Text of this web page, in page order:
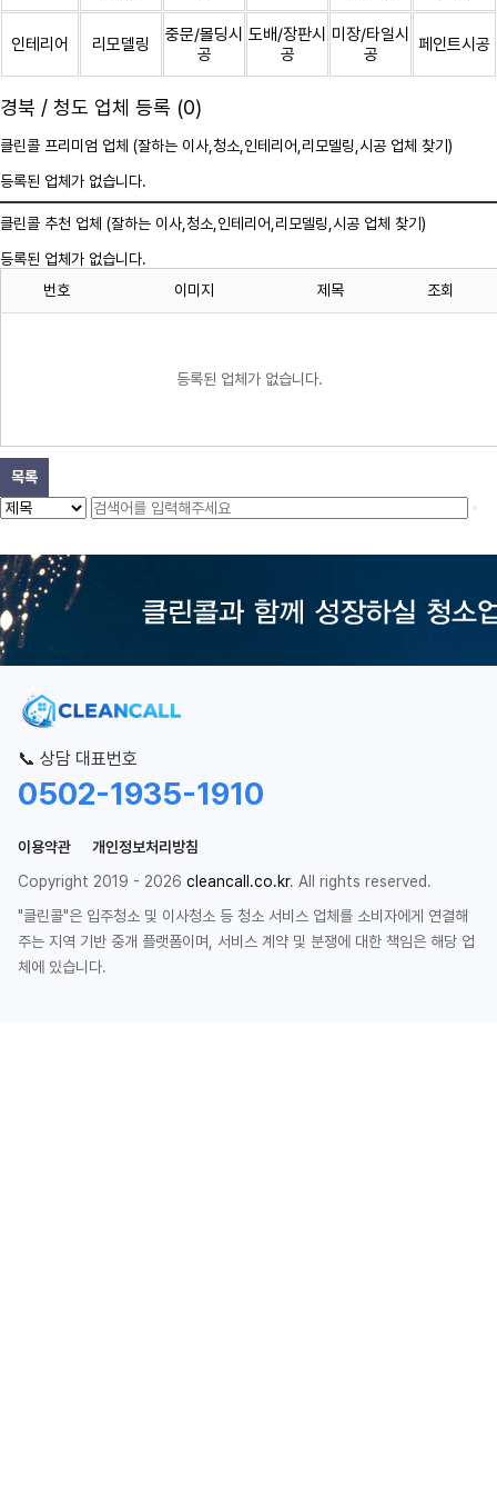
인테리어 리모델링
중문/몰딩시
공
도배/장판시
공
미장/타일시
공
페인트시공
경북 / 청도 업체 등록 (0)
클린콜 프리미엄 업체 (잘하는 이사, 청소 ,인테리어,리모델링,시공 업체 찾기)
등록된 업체가 없습니다.
클린콜 추천 업체 (잘하는 이사, 청소 ,인테리어,리모델링,시공 업체 찾기)
등록된 업체가 없습니다.
번호
이미지 제목 조회
등록된 업체가 없습니다.
목록
📞 상담 대표번호
0502-1935-1910
이용약관
개인정보처리방침
Copyright 2019 - 2026 cleancall.co.kr. All rights reserved.
"클린콜"은 입주청소 및 이사청소 등 청소 서비스 업체를 소비자에게 연결해
주는 지역 기반 중개 플랫폼이며, 서비스 계약 및 분쟁에 대한 책임은 해당 업
체에 있습니다.